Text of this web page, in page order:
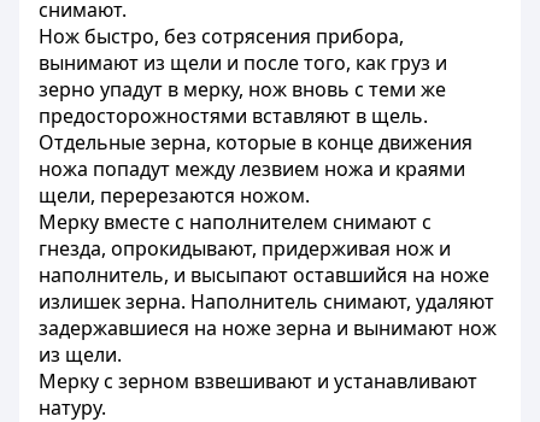
снимают.
Нож быстро, без сотрясения прибора,
вынимают из щели и после того, как груз и
зерно упадут в мерку, нож вновь с теми же
предосторожностями вставляют в щель.
Отдельные зерна, которые в конце движения
ножа попадут между лезвием ножа и краями
щели, перерезаются ножом.
Мерку вместе с наполнителем снимают с
гнезда, опрокидывают, придерживая нож и
наполнитель, и высыпают оставшийся на ноже
излишек зерна. Наполнитель снимают, удаляют
задержавшиеся на ноже зерна и вынимают нож
из щели.
Мерку с зерном взвешивают и устанавливают
натуру.